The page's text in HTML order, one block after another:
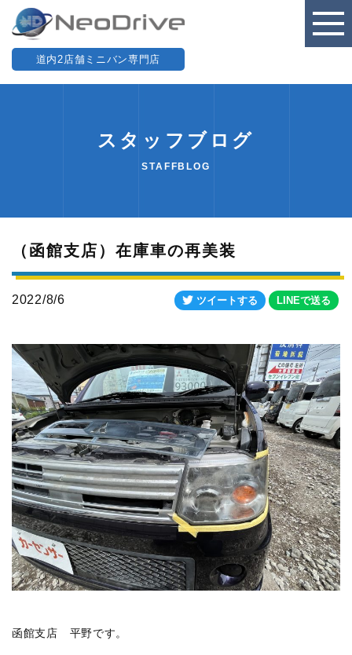
道内2店舗ミニバン専門店
スタッフブログ
STAFFBLOG
（函館支店）在庫車の再美装
2022/8/6 ツイートする LINEで送る
函館支店 平野です。